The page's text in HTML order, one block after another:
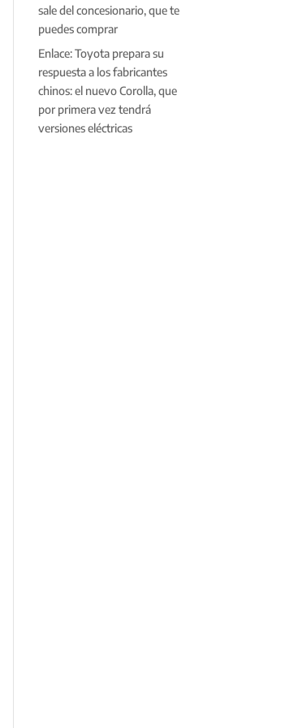
sale del concesionario, que te
puedes comprar
Enlace: Toyota prepara su
respuesta a los fabricantes
chinos: el nuevo Corolla, que
por primera vez tendrá
versiones eléctricas